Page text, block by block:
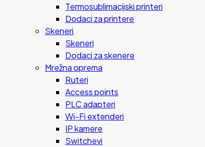
Termosublimacijski printeri
Dodaci za printere
Skeneri
Skeneri
Dodaci za skenere
Mrežna oprema
Ruteri
Access points
PLC adapteri
Wi-Fi extenderi
IP kamere
Switchevi